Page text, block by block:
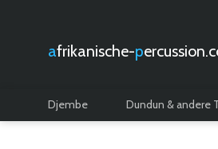
afrikanische-
Djembe Dundun & andere